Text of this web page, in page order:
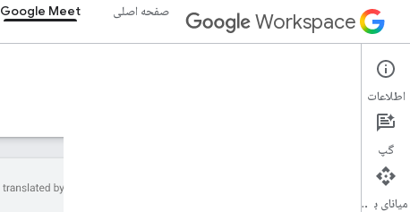
Workspace صفحه اصلی Google Meet
Google Meet
نمای کلی
اطلاعات
گپ
میانای برنامه‌سازی کاربردی